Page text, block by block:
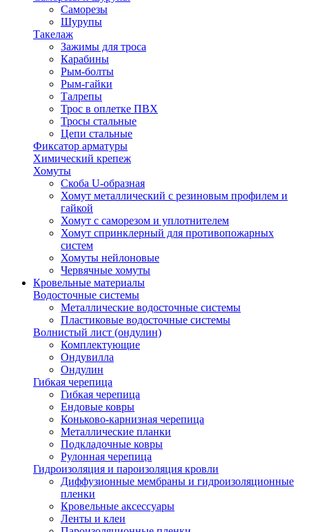
Саморезы
Шурупы
Такелаж
Зажимы для троса
Карабины
Рым-болты
Рым-гайки
Талрепы
Трос в оплетке ПВХ
Тросы стальные
Цепи стальные
Фиксатор арматуры
Химический крепеж
Хомуты
Скоба U-образная
Хомут металлический с резиновым профилем и
гайкой
Хомут с саморезом и уплотнителем
Хомут спринклерный для противопожарных
систем
Хомуты нейлоновые
Червячные хомуты
Кровельные материалы
Водосточные системы
Металлические водосточные системы
Пластиковые водосточные системы
Волнистый лист (ондулин)
Комплектующие
Ондувилла
Ондулин
Гибкая черепица
Гибкая черепица
Ендовые ковры
Коньково-карнизная черепица
Металлические планки
Подкладочные ковры
Рулонная черепица
Гидроизоляция и пароизоляция кровли
Диффузионные мембраны и гидроизоляционные
пленки
Кровельные аксессуары
Ленты и клеи